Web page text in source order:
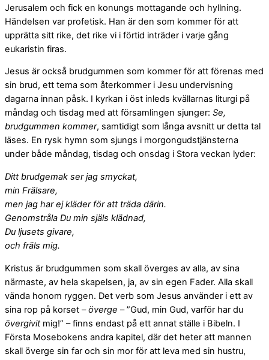
Jerusalem och fick en konungs mottagande och hyllning.
Händelsen var profetisk. Han är den som kommer för att
upprätta sitt rike, det rike vi i förtid inträder i varje gång
eukaristin firas.
Jesus är också brudgummen som kommer för att förenas med
sin brud, ett tema som återkommer i Jesu undervisning
dagarna innan påsk. I kyrkan i öst inleds kvällarnas liturgi på
måndag och tisdag med att församlingen sjunger: Se,
brudgummen kommer, samtidigt som långa avsnitt ur detta tal
läses. En rysk hymn som sjungs i morgongudstjänsterna
under både måndag, tisdag och onsdag i Stora veckan lyder:
Ditt brudgemak ser jag smyckat,
min Frälsare,
men jag har ej kläder för att träda därin.
Genomstråla Du min själs klädnad,
Du ljusets givare,
och fräls mig.
Kristus är brudgummen som skall överges av alla, av sina
närmaste, av hela skapelsen, ja, av sin egen Fader. Alla skall
vända honom ryggen. Det verb som Jesus använder i ett av
sina rop på korset –överge – ”Gud, min Gud, varför har du
övergivitmig!” – finns endast på ett annat ställe i Bibeln. I
Första Mosebokens andra kapitel, där det heter att mannen
skall överge sin far och sin mor för att leva med sin hustru,